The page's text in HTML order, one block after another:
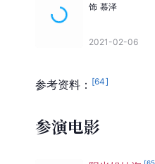
饰 慕泽
2021-02-06
参考资料： [64]
参演电影